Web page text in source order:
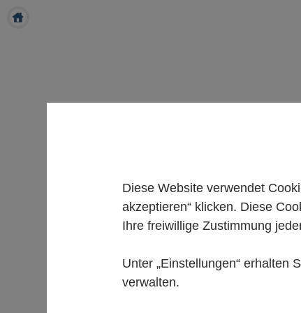
Diese Website verwendet
akzeptieren“ klicken. Diese
Ihre freiwillige Zustimmung
Unter „Einstellungen“ erhalten
verwalten.